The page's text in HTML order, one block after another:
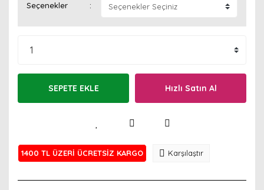
Seçenekler
SEPETE EKLE Hızlı Satın Al
1400 TL ÜZERİ ÜCRETSİZ KARGO Karşılaştır